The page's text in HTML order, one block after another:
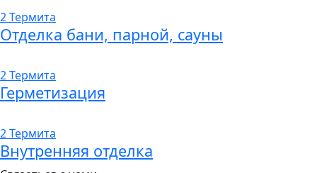
2 Термита
Отделка бани, парной, сауны
2 Термита
Герметизация
2 Термита
Внутренняя отделка